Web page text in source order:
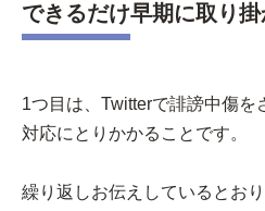
できるだけ早期に取り掛
1つ目は、Twitterで誹謗中傷を
対応にとりかかることです。
繰り返しお伝えしているとおり